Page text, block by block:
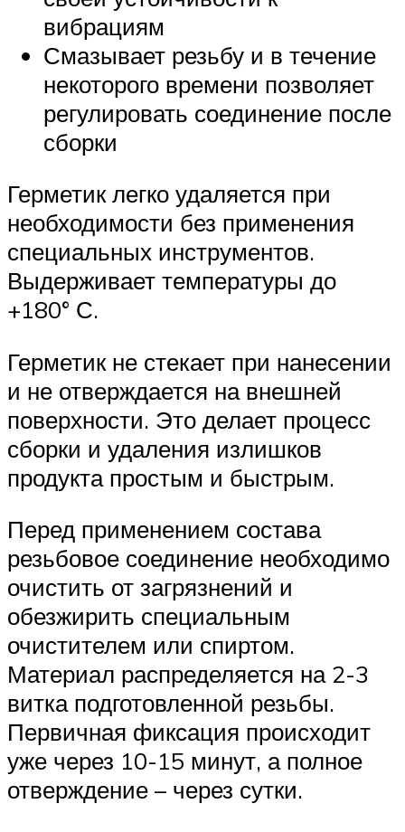
вибрациям
Смазывает резьбу и в течение
некоторого времени позволяет
регулировать соединение после
сборки
Герметик легко удаляется при
необходимости без применения
специальных инструментов.
Выдерживает температуры до
+180° С.
Герметик не стекает при нанесении
и не отверждается на внешней
поверхности. Это делает процесс
сборки и удаления излишков
продукта простым и быстрым.
Перед применением состава
резьбовое соединение необходимо
очистить от загрязнений и
обезжирить специальным
очистителем или спиртом.
Материал распределяется на 2-3
витка подготовленной резьбы.
Первичная фиксация происходит
уже через 10-15 минут, а полное
отверждение – через сутки.